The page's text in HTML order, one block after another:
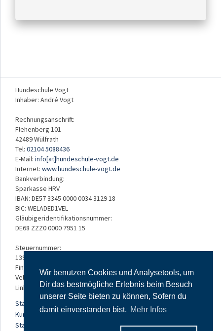
Wir benutzen Cookies und Analysetools, um
Dir das bestmögliche Erlebnis beim Besuch
unserer Seite bieten zu können, Sofern du
damit einverstanden bist. Mehr Infos
Hundeschule Vogt
Inhaber: André Vogt
Rechnungsanschrift:
Flehenberg 101
42489 Wülfrath
Tel: 02104 5088436
E-Mail: info[at]hundeschule-vogt.de
Internet: www.hundeschule-vogt.de
Bankverbindung:
Sparkasse HRV
IBAN: DE57 3345 0000 0034 3129 18
BIC: WELADED1VEL
Gläubigeridentifikationsnummer:
DE68 ZZZ0 0000 7951 15
Steuernummer:
139/5234/3050
Finanzamt:
Velbert
Links:
Startseite
Kursangebot
Standorte